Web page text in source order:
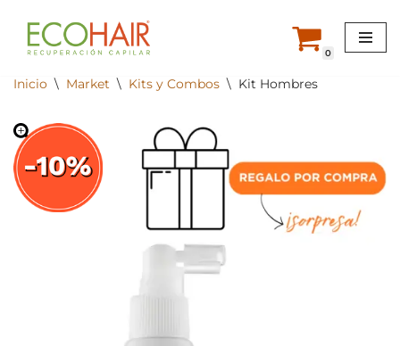
Saltar
0
Inicio \ Market \ Kits y Combos \ Kit Hombres